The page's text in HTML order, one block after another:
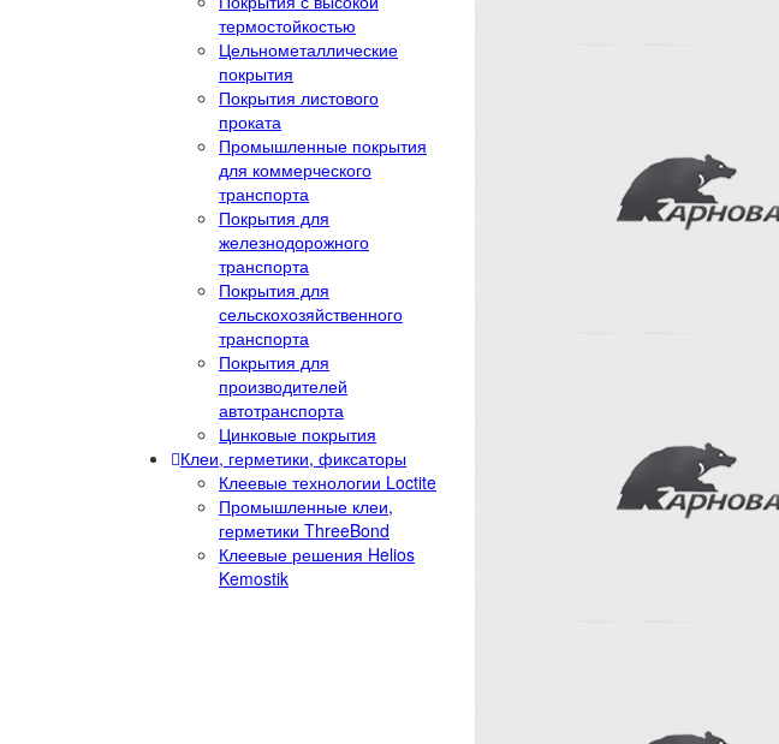
термостойкостью
Цельнометаллические
покрытия
Покрытия листового
проката
Промышленные покрытия
для коммерческого
транспорта
Покрытия для
железнодорожного
транспорта
Покрытия для
сельскохозяйственного
транспорта
Покрытия для
производителей
автотранспорта
Цинковые покрытия
Клеи, герметики, фиксаторы
Клеевые технологии Loctite
Промышленные клеи,
герметики ThreeBond
Клеевые решения Helios
Kemostik